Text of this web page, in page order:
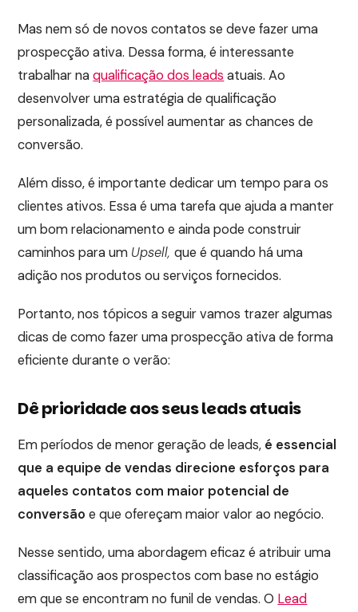
Mas nem só de novos contatos se deve fazer uma
prospecção ativa. Dessa forma, é interessante
trabalhar naqualificação dos leads atuais. Ao
desenvolver uma estratégia de qualificação
personalizada, é possível aumentar as chances de
conversão.
Além disso, é importante dedicar um tempo para os
clientes ativos. Essa é uma tarefa que ajuda a manter
um bom relacionamento e ainda pode construir
caminhos para um Upsell,que é quando há uma
adição nos produtos ou serviços fornecidos.
Portanto, nos tópicos a seguir vamos trazer algumas
dicas de como fazer uma prospecção ativa de forma
eficiente durante o verão:
Dê prioridade aos seus leads atuais
Em períodos de menor geração de leads, é essencial
que a equipe de vendas direcione esforços para
aqueles contatos com maior potencial de
conversão e que ofereçam maior valor ao negócio.
Nesse sentido, uma abordagem eficaz é atribuir uma
classificação aos prospectos com base no estágio
em que se encontram no funil de vendas. O Lead